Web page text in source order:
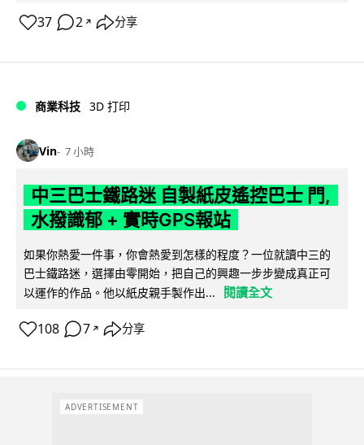
37 2 ↗ 分享
商業科技 3D 打印
Vin 7 小時
中三巴士鐵路迷 自製紙皮遙控巴士 門,
水撥識郁 + 實時GPS報站
如果你熱愛一件事，你會熱愛到怎樣的程度？一位就讀中三的
巴士鐵路迷，選擇由零開始，把自己的興趣一步步變成真正可
以運作的作品。他以紙皮親手製作出...
閱讀全文
108 7 ↗ 分享
ADVERTISEMENT